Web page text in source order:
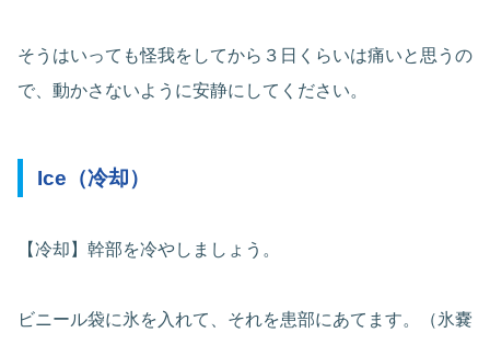
そうはいっても怪我をしてから３日くらいは痛いと思うの
で、動かさないように安静にしてください。
Ice（冷却）
【冷却】幹部を冷やしましょう。
ビニール袋に氷を入れて、それを患部にあてます。（氷嚢